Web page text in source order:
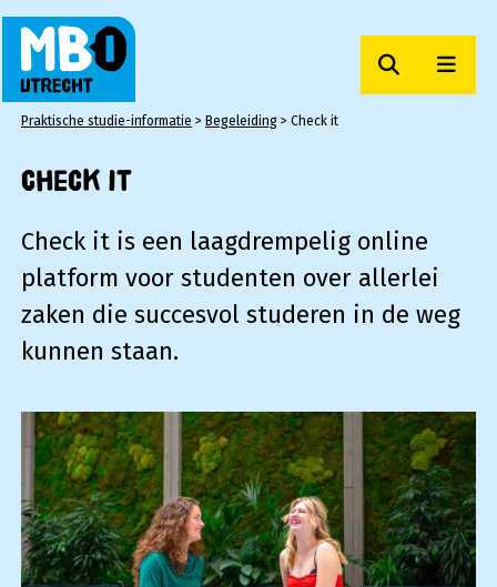
MBO Utrecht
Zoeken
Praktische studie-informatie > Begeleiding > Check it
Check it
Check it is een laagdrempelig online
platform voor studenten over allerlei
zaken die succesvol studeren in de weg
kunnen staan.